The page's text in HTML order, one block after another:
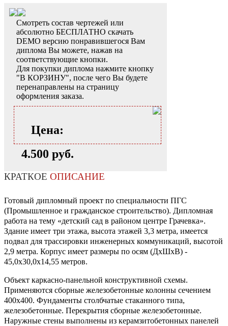
Смотреть состав чертежей или
абсолютно БЕСПЛАТНО скачать
DEMO версию понравившегося Вам
диплома Вы можете, нажав на
соответствующие кнопки.
Для покупки диплома нажмите кнопку
"В КОРЗИНУ", после чего Вы будете
перенаправлены на страницу
оформления заказа.
Цена:
4.500 руб.
КРАТКОЕ ОПИСАНИЕ
Готовый дипломный проект по специальности ПГС
(Промышленное и гражданское строительство). Дипломная
работа на тему «детский сад в районом центре Грачевка».
Здание имеет три этажа, высота этажей 3,3 метра, имеется
подвал для трассировки инженерных коммуникаций, высотой
2,9 метра. Корпус имеет размеры по осям (ДхШхВ) -
45,0х30,0х14,55 метров.
Объект каркасно-панельной конструктивной схемы.
Применяются сборные железобетонные колонны сечением
400х400. Фундаменты столбчатые стаканного типа,
железобетонные. Перекрытия сборные железобетонные.
Наружные стены выполнены из керамзитобетонных панелей